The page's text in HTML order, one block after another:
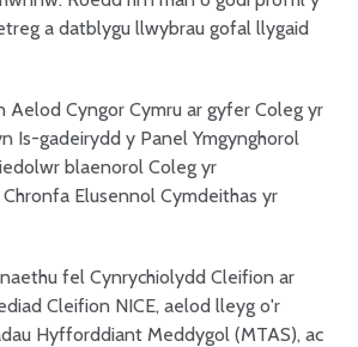
a datblygu llwybrau gofal llygaid
Aelod Cyngor Cymru ar gyfer Coleg yr
Is-gadeirydd y Panel Ymgynghorol
blaenorol Coleg yr
Elusennol Cymdeithas yr
fel Cynrychiolydd Cleifion ar
Cleifion NICE, aelod lleyg o'r
Hyfforddiant Meddygol (MTAS), ac